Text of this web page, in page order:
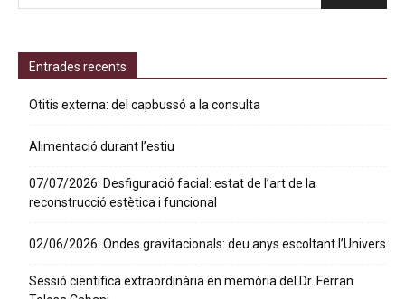
Entrades recents
Otitis externa: del capbussó a la consulta
Alimentació durant l’estiu
07/07/2026: Desfiguració facial: estat de l’art de la
reconstrucció estètica i funcional
02/06/2026: Ondes gravitacionals: deu anys escoltant l’Univers
Sessió científica extraordinària en memòria del Dr. Ferran